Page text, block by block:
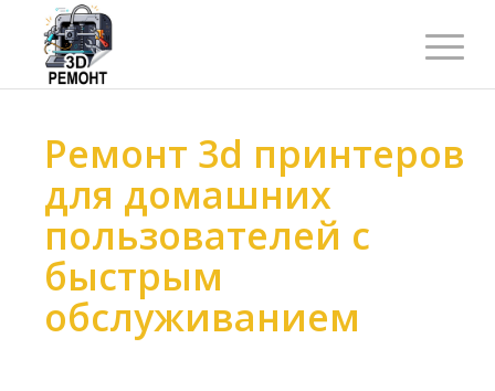
Ремонт 3d принтеров
для домашних
пользователей с
быстрым
обслуживанием